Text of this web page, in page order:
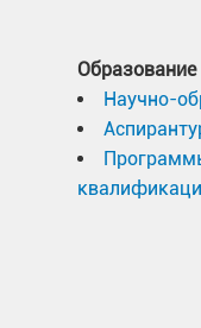
Образование
Научно-